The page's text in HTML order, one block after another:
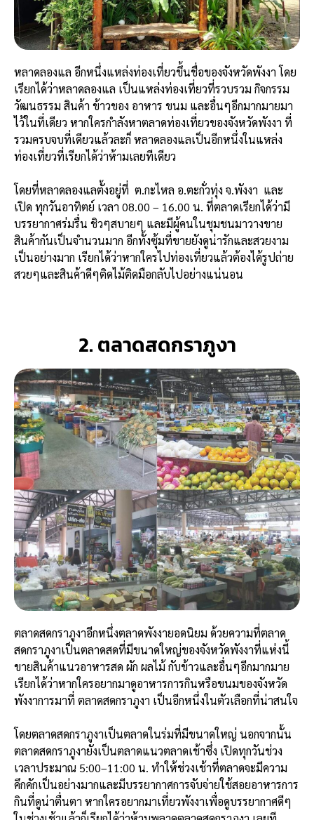
หลาดลองแล อีกหนึ่งแหล่งท่องเที่ยวขึ้นชื่อของจังหวัดพังงา โดย
เรียกได้ว่าหลาดลองแล เป็นแหล่งท่องเที่ยวที่รวบรวม กิจกรรม
วัฒนธรรม สินค้า ข้าวของ อาหาร ขนม และอื่นๆอีกมากมายมา
ไว้ในที่เดียว หากใครกำลังหาตลาดท่องเที่ยวของจังหวัดพังงา ที่
รวมครบจบที่เดียวแล้วละก็ หลาดลองแลเป็นอีกหนึ่งในแหล่ง
ท่องเที่ยวที่เรียกได้ว่าห้ามเลยทีเดียว
โดยที่หลาดลองแลตั้งอยู่ที่ ต.กะไหล อ.ตะกั่วทุ่ง จ.พังงา และ
เปิด ทุกวันอาทิตย์ เวลา 08.00 – 16.00 น. ที่ตลาดเรียกได้ว่ามี
บรรยากาศร่มรื่น ชิวๆสบายๆ และมีผู้คนในชุมชนมาวางขาย
สินค้ากันเป็นจำนวนมาก อีกทั้งซุ้มที่ขายยังดูน่ารักและสวยงาม
เป็นอย่างมาก เรียกได้ว่าหากใครไปท่องเที่ยวแล้วต้องได้รูปถ่าย
สวยๆและสินค้าดีๆติดไม้ติดมือกลับไปอย่างแน่นอน
2. ตลาดสดกราภูงา
ตลาดสดกราภูงาอีกหนึ่งตลาดพังงายอดนิยม ด้วยความที่ตลาด
สดกราภูงาเป็นตลาดสดที่มีขนาดใหญ่ของจังหวัดพังงาที่แห่งนี้
ขายสินค้าแนวอาหารสด ผัก ผลไม้ กับข้าวและอื่นๆอีกมากมาย
เรียกได้ว่าหากใครอยากมาดูอาหารการกินหรือขนมของจังหวัด
พังงาการมาที่ ตลาดสดกราภูงา เป็นอีกหนึ่งในตัวเลือกที่น่าสนใจ
โดยตลาดสดกราภูงาเป็นตลาดในร่มที่มีขนาดใหญ่ นอกจากนั้น
ตลาดสดกราภูงายังเป็นตลาดแนวตลาดเช้าซึ่ง เปิดทุกวันช่วง
เวลาประมาณ 5:00–11:00 น. ทำให้ช่วงเช้าที่ตลาดจะมีความ
คึกคักเป็นอย่างมากและมีบรรยากาศการจับจ่ายใช้สอยอาหารการ
กินที่ดูน่าตื่นตา หากใครอยากมาเที่ยวพังงาเพื่อดูบรรยากาศดีๆ